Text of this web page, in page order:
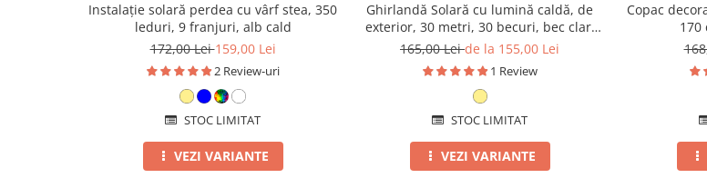
Instalație solară perdea cu vârf stea, 350
leduri, 9 franjuri, alb cald
172,00 Lei159,00 Lei
2 Review-uri
STOC LIMITAT
VEZI VARIANTE
Ghirlandă Solară cu lumină caldă, de
exterior, 30 metri, 30 becuri, bec clar,
alb cald
165,00 Leide la 155,00 Lei
1 Review
STOC LIMITAT
VEZI VARIANTE
Copac
170